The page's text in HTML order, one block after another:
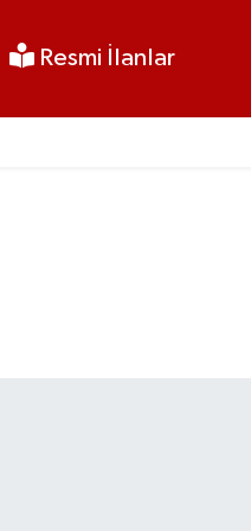
Resmi İlanlar